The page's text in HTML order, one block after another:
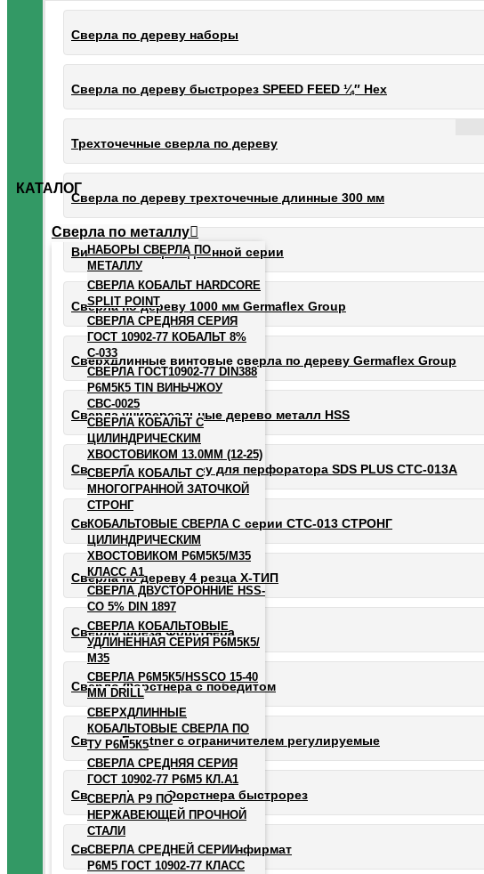
Сверла по дереву наборы
Сверла по дереву быстрорез SPEED FEED ¼″ Hex
Трехточечные сверла по дереву
Сверла по дереву трехточечные длинные 300 мм
Винтовые сверла длинной серии
Сверла по дереву 1000 мм Germaflex Group
Сверхдлинные винтовые сверла по дереву Germaflex Group
Сверла универсальные дерево металл HSS
Cверла бур по дереву для перфоратора SDS PLUS СТС-013А
Сверла винтовые средней серии СТС-013 СТРОНГ
Сверла по дереву 4 резца Х-ТИП
Сверло фреза Форстнера
Сверло Форстнера с победитом
Сверла Forstner с ограничителем регулируемые
Сверло фреза Форстнера быстрорез
Сверла с зенкером под конфирмат
КАТАЛОГ
Сверла по металлу
НАБОРЫ СВЕРЛА ПО
МЕТАЛЛУ
СВЕРЛА КОБАЛЬТ HARDCORE
SPLIT POINT
СВЕРЛА СРЕДНЯЯ СЕРИЯ
ГОСТ 10902-77 КОБАЛЬТ 8%
С-033
СВЕРЛА ГОСТ10902-77 DIN388
Р6М5К5 TIN ВИНЬЧЖОУ
СВС-0025
СВЕРЛА КОБАЛЬТ С
ЦИЛИНДРИЧЕСКИМ
ХВОСТОВИКОМ 13.0ММ (12-25)
СВЕРЛА КОБАЛЬТ С
МНОГОГРАННОЙ ЗАТОЧКОЙ
СТРОНГ
КОБАЛЬТОВЫЕ СВЕРЛА С
ЦИЛИНДРИЧЕСКИМ
ХВОСТОВИКОМ Р6М5К5/М35
КЛАСС А1
СВЕРЛА ДВУСТОРОННИЕ HSS-
CO 5% DIN 1897
СВЕРЛА КОБАЛЬТОВЫЕ
УДЛИНЕННАЯ СЕРИЯ Р6М5К5/
М35
СВЕРЛА Р6М5К5/HSSCO 15-40
ММ DRILL
СВЕРХДЛИННЫЕ
КОБАЛЬТОВЫЕ СВЕРЛА ПО
ТУ Р6М5К5
СВЕРЛА СРЕДНЯЯ СЕРИЯ
ГОСТ 10902-77 Р6М5 КЛ.А1
СВЕРЛА Р9 ПО
НЕРЖАВЕЮЩЕЙ ПРОЧНОЙ
СТАЛИ
СВЕРЛА СРЕДНЕЙ СЕРИИ
Р6М5 ГОСТ 10902-77 КЛАСС